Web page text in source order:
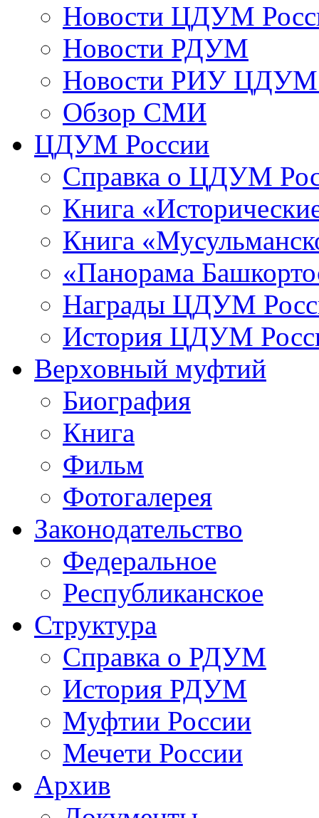
Новости ЦДУМ
Новости РДУМ
Новости РИУ ЦДУМ
Обзор СМИ
ЦДУМ России
Справка о ЦДУМ
Книга
Книга
«Панорама
Награды ЦДУМ
История ЦДУМ
Верховный муфтий
Биография
Книга
Фильм
Фотогалерея
Законодательство
Федеральное
Республиканское
Структура
Справка о РДУМ
История РДУМ
Муфтии России
Мечети России
Архив